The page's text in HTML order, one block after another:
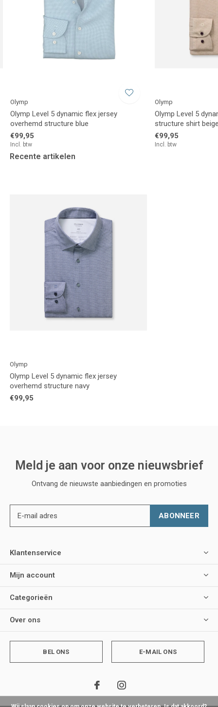
Olymp
Olymp Level 5 dynamic flex jersey
overhemd structure blue
€99,95
Incl. btw
Olymp
Olymp Level 5
structure shirt
€99,95
Incl. btw
Recente artikelen
Olymp
Olymp Level 5 dynamic flex jersey
overhemd structure navy
€99,95
Meld je aan voor onze nieuwsbrief
Ontvang de nieuwste aanbiedingen en promoties
ABONNEER
Klantenservice
Mijn account
Categorieën
Over ons
BEL ONS E-MAIL ONS